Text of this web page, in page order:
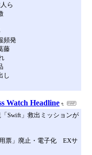
ら
頻発
藤
し
Watch Headline
Swift」救出ミッションが
票」廃止・電子化 EXサ